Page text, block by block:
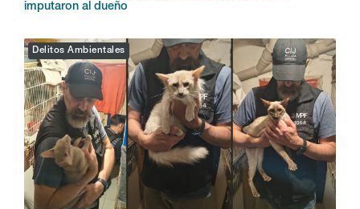
imputaron al dueño
Delitos Ambientales